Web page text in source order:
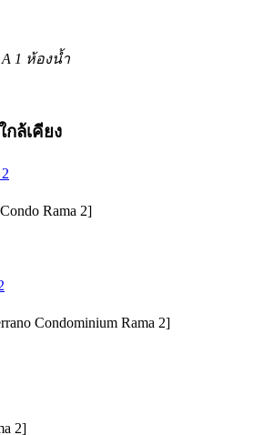
1 ห้องน้ำ
ล้เคียง
Rama 2]
Condominium Rama 2]
2]